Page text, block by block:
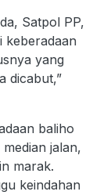
Satpol PP,
keberadaan
yang
dicabut,”
baliho
jalan,
marak.
keindahan